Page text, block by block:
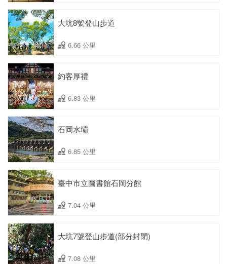
大坑8號登山步道
6.66 公里
約客厚禮
6.83 公里
石岡水壩
6.85 公里
臺中市立圖書館石岡分館
7.04 公里
大坑7號登山步道(部分封閉)
7.08 公里